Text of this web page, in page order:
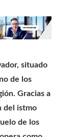
situado
de los
Gracias a
del istmo
de los